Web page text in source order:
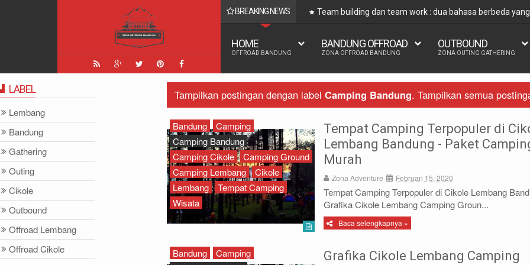
BREAKING NEWS Team building dan team work : dua bahasa berbeda
HOME
OFFROAD BANDUNG
BANDUNG OFFROAD
ZONA OFFROAD BANDUNG
OUTBOUND
ZONA OUTING GATHERING
Tampilkan postingan dengan label Camping Bandung. Tampilkan semua
Tempat Camping Terpopuler di
Lembang Bandung - Paket
Murah
Zona Adventure Februari 15, 2020
Tempat Camping Terpopuler di Cikole Lembang
Grafika Cikole Lembang Camping Groun...
Baca selengkapnya »
Bandung
Camping
Camping Bandung
Camping Cikole
Camping Ground
Camping Lembang
Cikole
Lembang
Tempat Camping
Wisata
Grafika Cikole Lembang Camping
Bandung
Camping
LABEL
Lembang
Bandung
Gathering
Outing
Cikole
Outbound
Offroad Lembang
Offroad Cikole